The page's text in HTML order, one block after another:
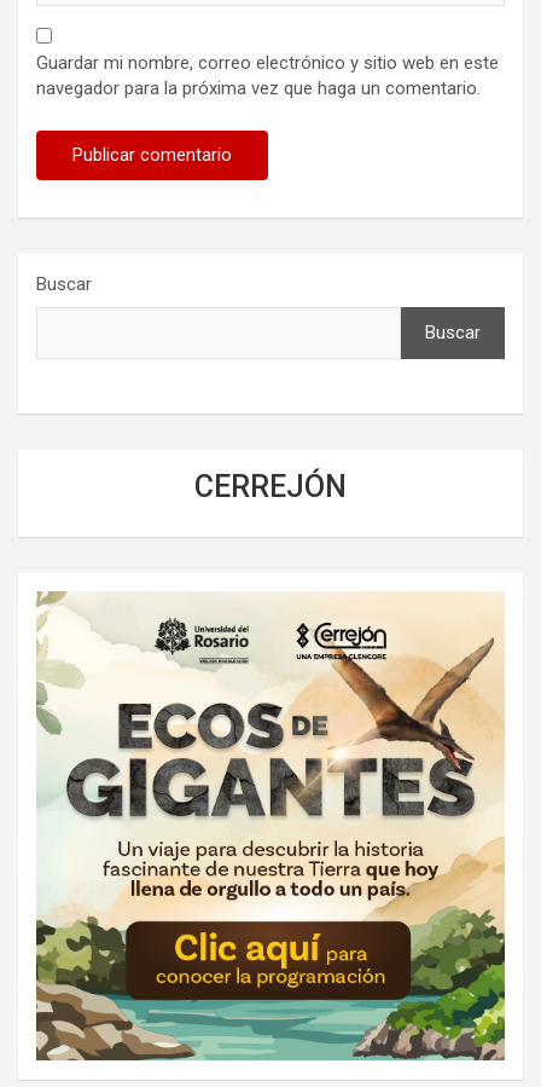
Guardar mi nombre, correo electrónico y sitio web en este
navegador para la próxima vez que haga un comentario.
Buscar
Buscar
CERREJÓN